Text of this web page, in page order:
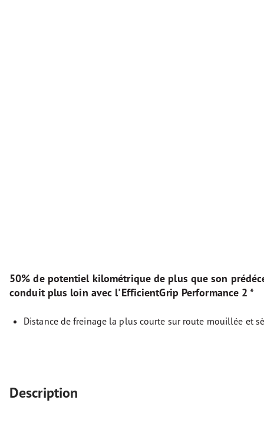
50% de potentiel kilométrique de plus que son
conduit plus loin avec l'EfficientGrip Performance 2 *
Distance de freinage la plus courte sur route mouillée et
Description